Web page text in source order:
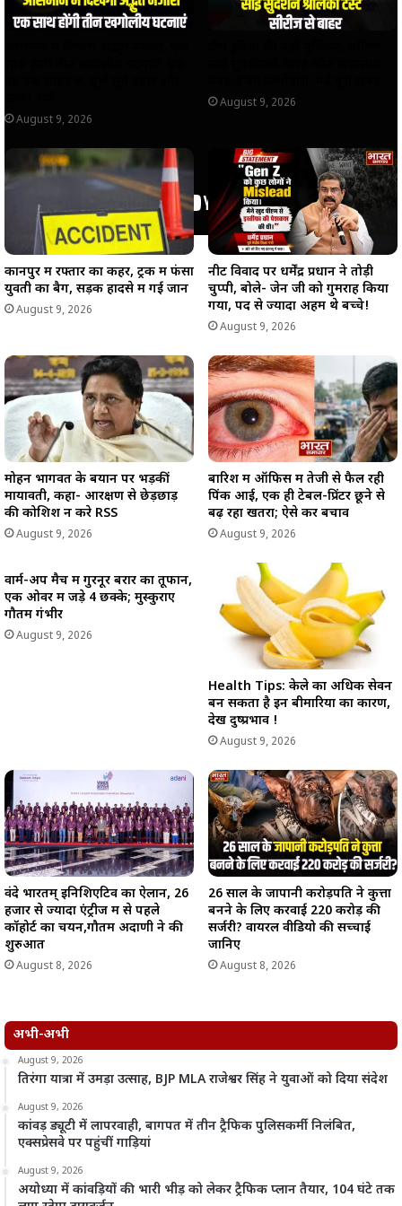
August 9, 2026
August 9, 2026
कानपुर में रफ्तार का कहर, ट्रक में फंसा
युवती का बैग, सड़क हादसे में गई जान
August 9, 2026
नीट विवाद पर धर्मेंद्र प्रधान ने तोड़ी
चुप्पी, बोले- जेन जी को गुमराह किया
गया, पद से ज्यादा अहम थे बच्चे!
August 9, 2026
मोहन भागवत के बयान पर भड़कीं
मायावती, कहा- आरक्षण से छेड़छाड़
की कोशिश न करे RSS
August 9, 2026
बारिश में ऑफिस में तेजी से फैल रही
पिंक आई, एक ही टेबल-प्रिंटर छूने से
बढ़ रहा खतरा; ऐसे करें बचाव
August 9, 2026
वार्म-अप मैच में गुरनूर बरार का तूफान,
एक ओवर में जड़े 4 छक्के; मुस्कुराए
गौतम गंभीर
August 9, 2026
Health Tips: केले का अधिक सेवन
बन सकता है इन बीमारियों का कारण,
देखें दुष्प्रभाव !
August 9, 2026
वंदे भारतम् इनिशिएटिव का ऐलान, 26
हजार से ज्यादा एंट्रीज में से पहले
कॉहोर्ट का चयन,गौतम अदाणी ने की
शुरुआत
August 8, 2026
26 साल के जापानी करोड़पति ने कुत्ता
बनने के लिए करवाई 220 करोड़ की
सर्जरी? वायरल वीडियो की सच्चाई
जानिए
August 8, 2026
अभी-अभी
August 9, 2026
तिरंगा यात्रा में उमड़ा उत्साह, BJP MLA राजेश्वर सिंह ने युवाओं को दिया संदेश
August 9, 2026
कांवड़ ड्यूटी में लापरवाही, बागपत में तीन ट्रैफिक पुलिसकर्मी निलंबित,
एक्सप्रेसवे पर पहुंचीं गाड़ियां
August 9, 2026
अयोध्या में कांवड़ियों की भारी भीड़ को लेकर ट्रैफिक प्लान तैयार, 104 घंटे तक